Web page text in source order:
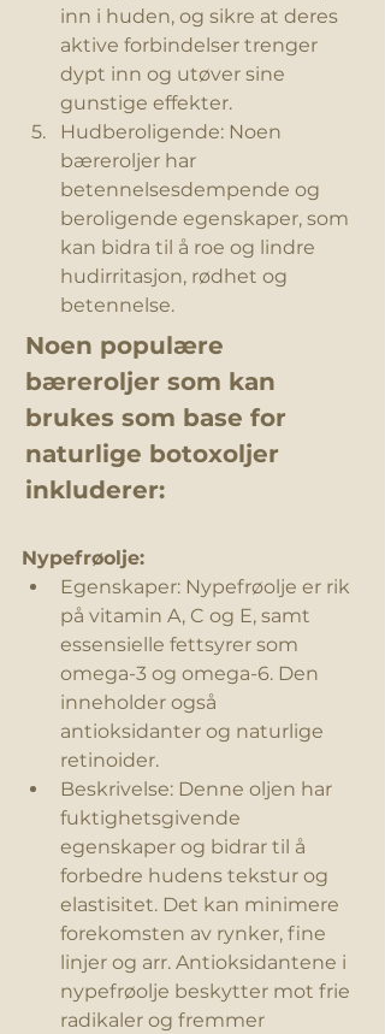
inn i huden, og sikre at deres
aktive forbindelser trenger
dypt inn og utøver sine
gunstige effekter.
Hudberoligende: Noen
bæreroljer har
betennelsesdempende og
beroligende egenskaper, som
kan bidra til å roe og lindre
hudirritasjon, rødhet og
betennelse.
Noen populære
bæreroljer som kan
brukes som base for
naturlige botoxoljer
inkluderer:
Nypefrøolje:
Egenskaper: Nypefrøolje er rik
på vitamin A, C og E, samt
essensielle fettsyrer som
omega-3 og omega-6. Den
inneholder også
antioksidanter og naturlige
retinoider.
Beskrivelse: Denne oljen har
fuktighetsgivende
egenskaper og bidrar til å
forbedre hudens tekstur og
elastisitet. Det kan minimere
forekomsten av rynker, fine
linjer og arr. Antioksidantene i
nypefrøolje beskytter mot frie
radikaler og fremmer